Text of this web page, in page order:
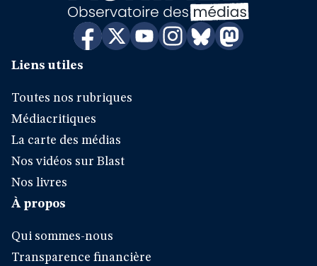
Liens utiles
Toutes nos rubriques
Médiacritiques
La carte des médias
Nos vidéos sur Blast
Nos livres
À propos
Qui sommes-nous
Transparence financière